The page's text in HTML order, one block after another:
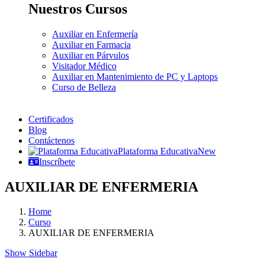
Nuestros Cursos
Auxiliar en Enfermería
Auxiliar en Farmacia
Auxiliar en Párvulos
Visitador Médico
Auxiliar en Mantenimiento de PC y Laptops
Curso de Belleza
Certificados
Blog
Contáctenos
Plataforma EducativaNew
Inscríbete
AUXILIAR DE ENFERMERIA
Home
Curso
AUXILIAR DE ENFERMERIA
Show Sidebar